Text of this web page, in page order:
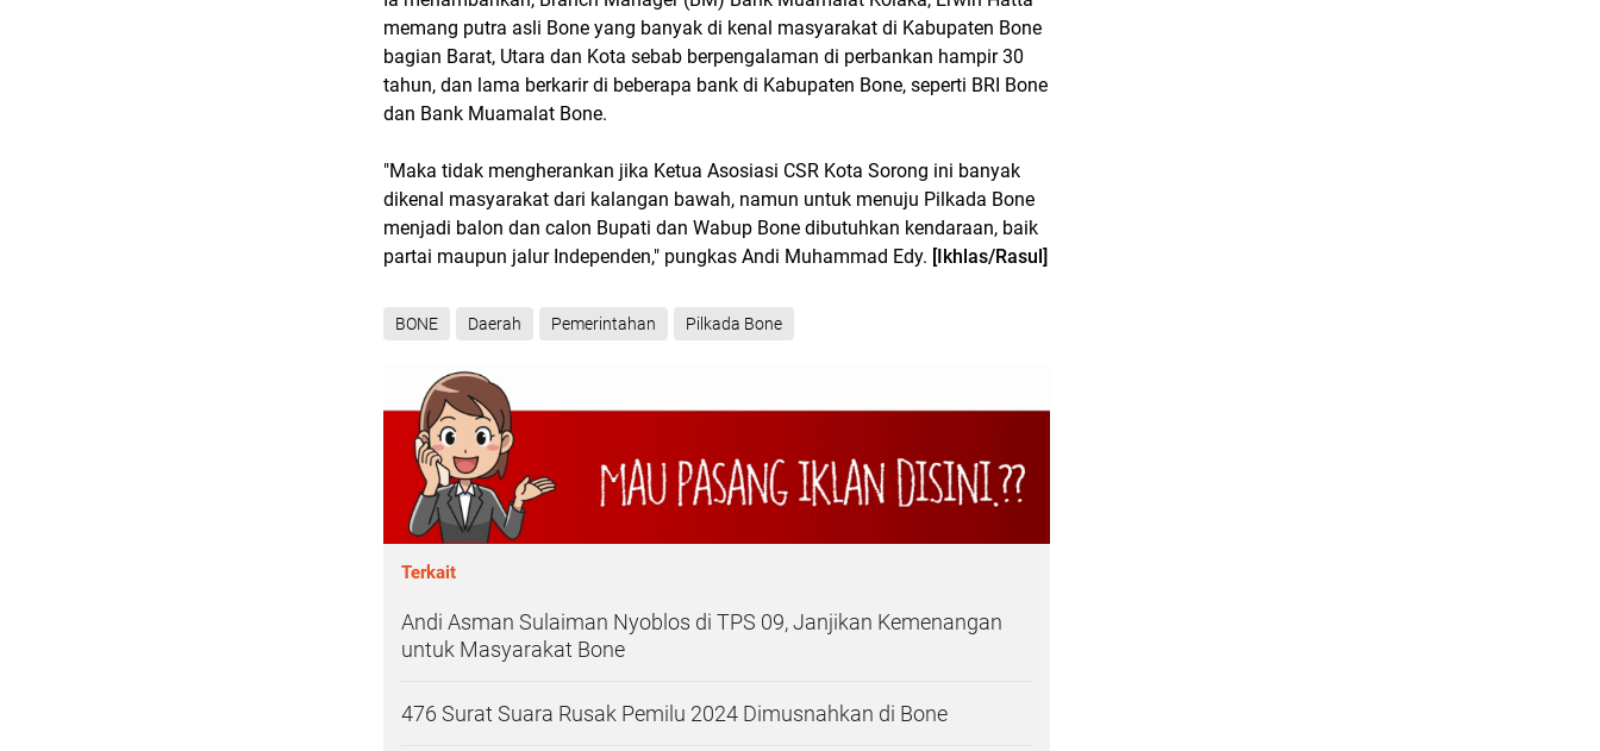
memang putra asli Bone yang banyak di kenal masyarakat di Kabupaten Bone
bagian Barat, Utara dan Kota sebab berpengalaman di perbankan hampir 30
tahun, dan lama berkarir di beberapa bank di Kabupaten Bone, seperti BRI Bone
dan Bank Muamalat Bone.
"Maka tidak mengherankan jika Ketua Asosiasi CSR Kota Sorong ini banyak
dikenal masyarakat dari kalangan bawah, namun untuk menuju Pilkada Bone
menjadi balon dan calon Bupati dan Wabup Bone dibutuhkan kendaraan, baik
partai maupun jalur Independen," pungkas Andi Muhammad Edy. [Ikhlas/Rasul]
BONE Daerah Pemerintahan Pilkada Bone
Terkait
Andi Asman Sulaiman Nyoblos di TPS 09, Janjikan Kemenangan
untuk Masyarakat Bone
476 Surat Suara Rusak Pemilu 2024 Dimusnahkan di Bone